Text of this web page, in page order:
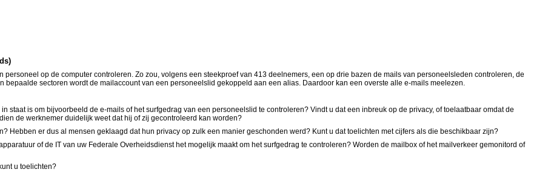
op de computer controleren. Zo zou, volgens een steekproef van 413 deelnemers, een op drie bazen de mails van personeelsleden controleren, de
bepaalde sectoren wordt de mailaccount van een personeelslid gekoppeld aan een alias. Daardoor kan een overste alle e-mails meelezen.
staat is om bijvoorbeeld de e-mails of het surfgedrag van een personeelslid te controleren? Vindt u dat een inbreuk op de privacy, of toelaatbaar omdat de
de werknemer duidelijk weet dat hij of zij gecontroleerd kan worden?
Hebben er dus al mensen geklaagd dat hun privacy op zulk een manier geschonden werd? Kunt u dat toelichten met cijfers als die beschikbaar zijn?
of de IT van uw Federale Overheidsdienst het mogelijk maakt om het surfgedrag te controleren? Worden de mailbox of het mailverkeer gemonitord of
u toelichten?